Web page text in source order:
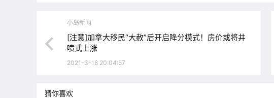
小岛新闻
[注意]加拿大移民“大赦”后开启降分模式！房价或将井
喷式上涨
2021-3-18 20:04:57
猜你喜欢